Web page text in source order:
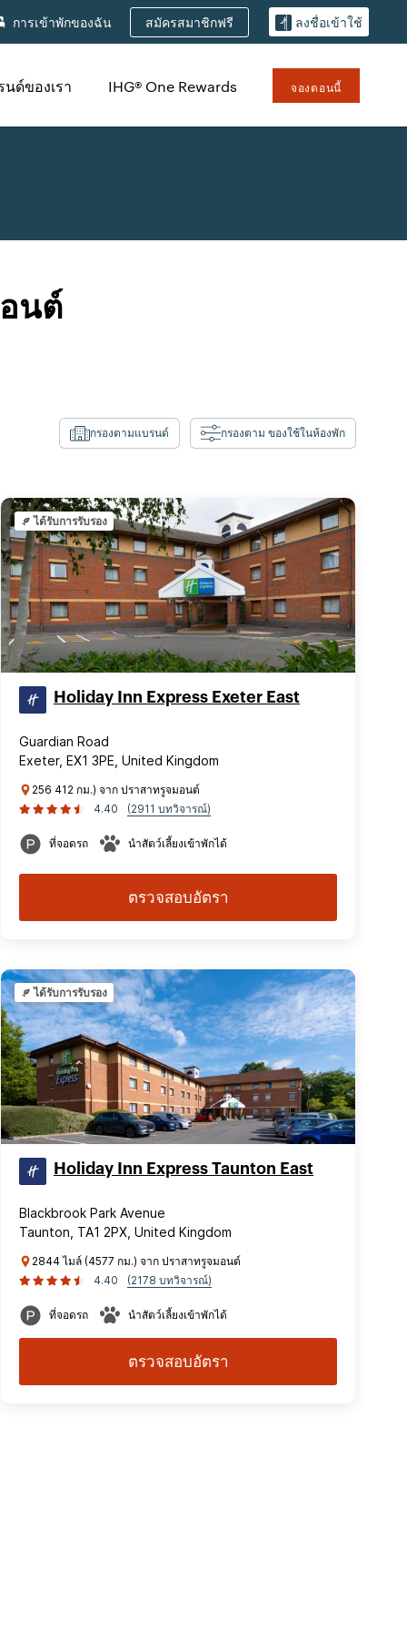
การเข้าพักของฉัน สมัครสมาชิกฟรี ลงชื่อเข้าใช้
นด์ของเรา IHG® One Rewards จองตอนนี้
นต์
กรองตามแบรนด์ กรองตาม ของใช้ในห้องพัก
ได้รับการรับรอง
Holiday Inn Express Exeter East
Guardian Road
Exeter, EX1 3PE, United Kingdom
256 412 กม.) จาก ปราสาทรูจมอนต์
4.40
(2911 บทวิจารณ์)
ที่จอดรถ นำสัตว์เลี้ยงเข้าพักได้
ตรวจสอบอัตรา
ได้รับการรับรอง
Holiday Inn Express Taunton East
Blackbrook Park Avenue
Taunton, TA1 2PX, United Kingdom
2844 ไมล์ (4577 กม.) จาก ปราสาทรูจมอนต์
4.40
(2178 บทวิจารณ์)
ที่จอดรถ นำสัตว์เลี้ยงเข้าพักได้
ตรวจสอบอัตรา